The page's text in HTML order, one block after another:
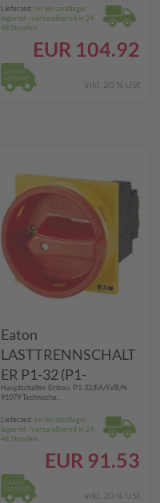
Lieferzeit: Im Versandlager
lagernd - versandbereit in 24-
48 Stunden
EUR 104.92
inkl. 20 % USt
Eaton
LASTTRENNSCHALT
ER P1-32 (P1-
32/EA/SVB/N 91079)
Hauptschalter Einbau, P1-32/EA/SVB/N
91079 Technische...
Lieferzeit: Im Versandlager
lagernd - versandbereit in 24-
48 Stunden
EUR 91.53
inkl. 20 % USt